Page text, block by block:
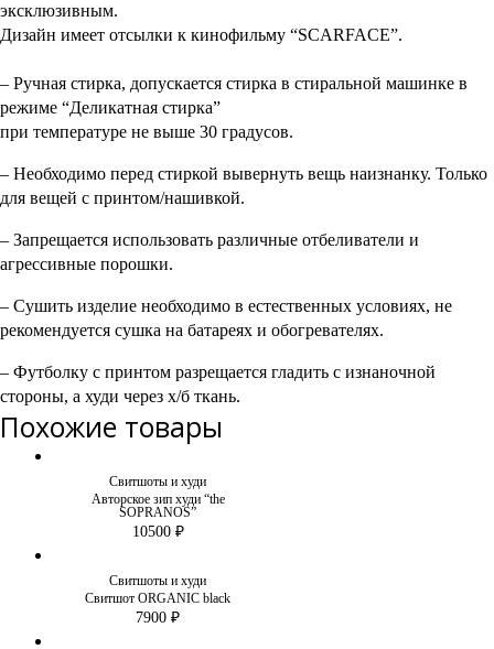
эксклюзивным.
Дизайн имеет отсылки к кинофильму “SCARFACE”.
– Ручная стирка, допускается стирка в стиральной машинке в
режиме “Деликатная стирка”
при температуре не выше 30 градусов.
– Необходимо перед стиркой вывернуть вещь наизнанку. Только
для вещей с принтом/нашивкой.
– Запрещается использовать различные отбеливатели и
агрессивные порошки.
– Сушить изделие необходимо в естественных условиях, не
рекомендуется сушка на батареях и обогревателях.
– Футболку с принтом разрещается гладить с изнаночной
стороны, а худи через х/б ткань.
Похожие товары
Свитшоты и худи
Авторское зип худи “the
SOPRANOS”
10500 ₽
Свитшоты и худи
Свитшот ORGANIC black
7900 ₽